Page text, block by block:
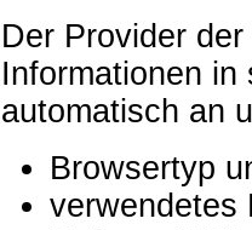
Der Provider
Informationen
automatisch an
Browsertyp
verwendetes